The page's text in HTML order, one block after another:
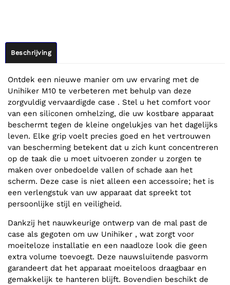
Beschrijving
Ontdek een nieuwe manier om uw ervaring met de
Unihiker M10 te verbeteren met behulp van deze
zorgvuldig vervaardigde case . Stel u het comfort voor
van een siliconen omhelzing, die uw kostbare apparaat
beschermt tegen de kleine ongelukjes van het dagelijks
leven. Elke grip voelt precies goed en het vertrouwen
van bescherming betekent dat u zich kunt concentreren
op de taak die u moet uitvoeren zonder u zorgen te
maken over onbedoelde vallen of schade aan het
scherm. Deze case is niet alleen een accessoire; het is
een verlengstuk van uw apparaat dat spreekt tot
persoonlijke stijl en veiligheid.
Dankzij het nauwkeurige ontwerp van de mal past de
case als gegoten om uw Unihiker , wat zorgt voor
moeiteloze installatie en een naadloze look die geen
extra volume toevoegt. Deze nauwsluitende pasvorm
garandeert dat het apparaat moeiteloos draagbaar en
gemakkelijk te hanteren blijft. Bovendien beschikt de